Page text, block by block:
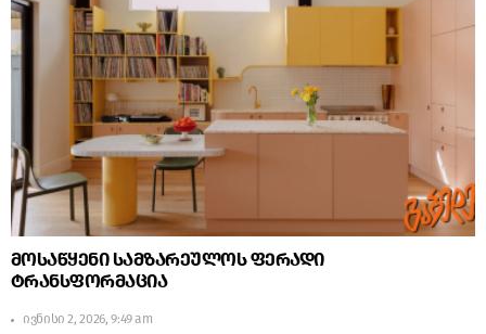
მოსაწყენი სამზარეულოს ფერადი
ტრანსფორმაცია
ივნისი 2, 2026, 9:49 am